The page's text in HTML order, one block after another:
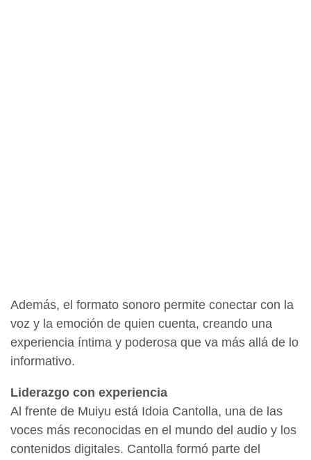
Además, el formato sonoro permite conectar con la
voz y la emoción de quien cuenta, creando una
experiencia íntima y poderosa que va más allá de lo
informativo.
Liderazgo con experiencia
Al frente de Muiyu está Idoia Cantolla, una de las
voces más reconocidas en el mundo del audio y los
contenidos digitales. Cantolla formó parte del